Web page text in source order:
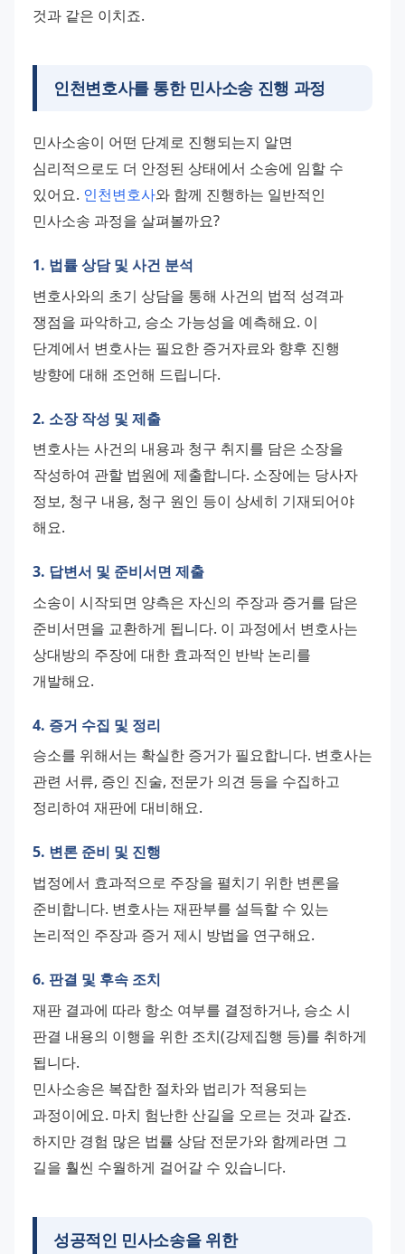
것과 같은 이치죠.
인천변호사를 통한 민사소송 진행 과정
민사소송이 어떤 단계로 진행되는지 알면
심리적으로도 더 안정된 상태에서 소송에 임할 수
있어요. 인천변호사와 함께 진행하는 일반적인
민사소송 과정을 살펴볼까요?
1. 법률 상담 및 사건 분석
변호사와의 초기 상담을 통해 사건의 법적 성격과
쟁점을 파악하고, 승소 가능성을 예측해요. 이
단계에서 변호사는 필요한 증거자료와 향후 진행
방향에 대해 조언해 드립니다.
2. 소장 작성 및 제출
변호사는 사건의 내용과 청구 취지를 담은 소장을
작성하여 관할 법원에 제출합니다. 소장에는 당사자
정보, 청구 내용, 청구 원인 등이 상세히 기재되어야
해요.
3. 답변서 및 준비서면 제출
소송이 시작되면 양측은 자신의 주장과 증거를 담은
준비서면을 교환하게 됩니다. 이 과정에서 변호사는
상대방의 주장에 대한 효과적인 반박 논리를
개발해요.
4. 증거 수집 및 정리
승소를 위해서는 확실한 증거가 필요합니다. 변호사는
관련 서류, 증인 진술, 전문가 의견 등을 수집하고
정리하여 재판에 대비해요.
5. 변론 준비 및 진행
법정에서 효과적으로 주장을 펼치기 위한 변론을
준비합니다. 변호사는 재판부를 설득할 수 있는
논리적인 주장과 증거 제시 방법을 연구해요.
6. 판결 및 후속 조치
재판 결과에 따라 항소 여부를 결정하거나, 승소 시
판결 내용의 이행을 위한 조치(강제집행 등)를 취하게
됩니다.
민사소송은 복잡한 절차와 법리가 적용되는
과정이에요. 마치 험난한 산길을 오르는 것과 같죠.
하지만 경험 많은 법률 상담 전문가와 함께라면 그
길을 훨씬 수월하게 걸어갈 수 있습니다.
성공적인 민사소송을 위한